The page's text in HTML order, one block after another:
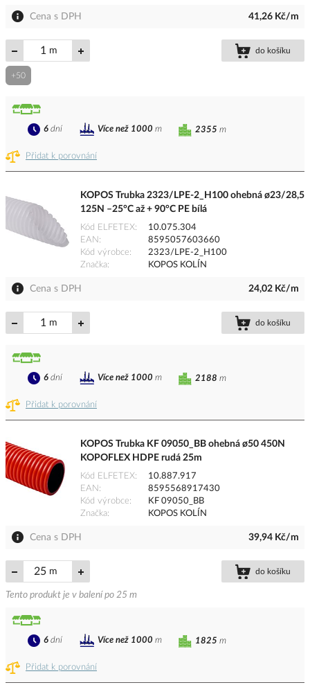
Cena s DPH 41,26 Kč/m
m do košíku
+50
Přidat k porovnání
2355 m
6 dní Více než 1000 m
KOPOS Trubka 2323/LPE-2_H100 ohebná ø23/28,5
125N –25°C až + 90°C PE bílá
Kód ELFETEX
10.075.304
EAN
8595057603660
Kód výrobce
2323/LPE-2_H100
Značka
KOPOS KOLÍN
Cena s DPH 24,02 Kč/m
m do košíku
Přidat k porovnání
2188 m
6 dní Více než 1000 m
KOPOS Trubka KF 09050_BB ohebná ø50 450N
KOPOFLEX HDPE rudá 25m
Kód ELFETEX
10.887.917
EAN
8595568917430
Kód výrobce
KF 09050_BB
Značka
KOPOS KOLÍN
Cena s DPH 39,94 Kč/m
m do košíku
Tento produkt je v balení po 25 m
Přidat k porovnání
1825 m
6 dní Více než 1000 m